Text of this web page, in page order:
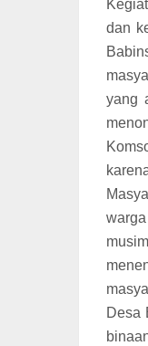
dan
yang
Desa